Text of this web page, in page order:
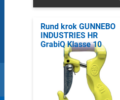
Rund krok GUNNEBO
INDUSTRIES HR
GrabiQ Klasse 10